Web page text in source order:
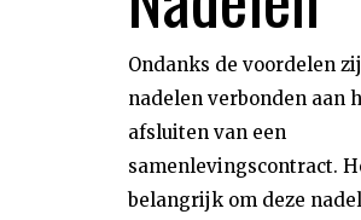
Ondanks de voordelen
nadelen verbonden aan
afsluiten van een
samenlevingscontract.
belangrijk om deze